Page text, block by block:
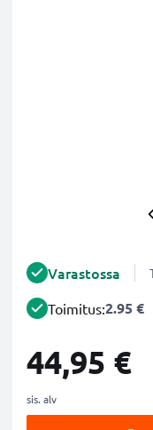
Varastossa
Toimitus:2.95 €
44,95 €
sis. alv